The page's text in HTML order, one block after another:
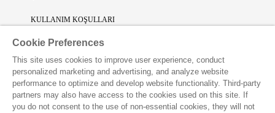
KULLANIM KOŞULLARI
SINIRLI SORUMLULUK
FİKRİ SİNAİ MÜLKİYET
VAKKO L'ATELIER UYGULAMASINI İNDİRİN
Cookie Preferences
This site uses cookies to improve user experience, conduct
personalized marketing and advertising, and analyze website
performance to optimize and develop website functionality. Third-party
partners may also have access to the cookies used on this site. If
you do not consent to the use of non-essential cookies, they will not